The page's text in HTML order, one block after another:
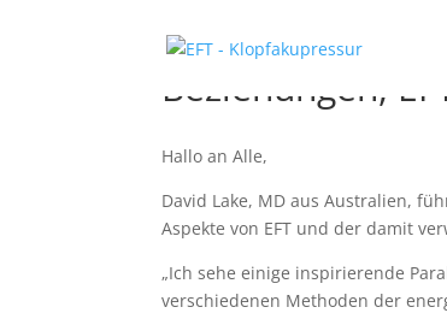
Beziehungen,
Hallo an Alle,
David Lake, MD aus Australien,
Aspekte von EFT und der damit
„Ich sehe einige inspirierende
verschiedenen Methoden der